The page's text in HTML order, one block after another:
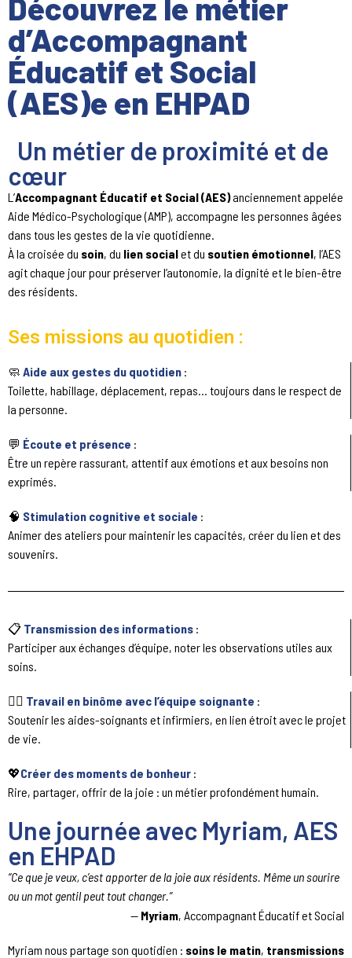
d’Accompagnant
Éducatif et Social
(AES)e en EHPAD
Un métier de proximité et de
cœur
L’Accompagnant Éducatif et Social (AES)anciennement appelée
Aide Médico-Psychologique (AMP), accompagne les personnes âgées
dans tous les gestes de la vie quotidienne.
À la croisée du soin, du lien socialet du soutien émotionnel, l’AES
agit chaque jour pour préserver l’autonomie, la dignité et le bien-être
des résidents.
Ses missions au quotidien :
🧼 Aide aux gestes du quotidien :
Toilette, habillage, déplacement, repas… toujours dans le respect de
la personne.
💬 Écoute et présence :
Être un repère rassurant, attentif aux émotions et aux besoins non
exprimés.
🧠 Stimulation cognitive et sociale :
Animer des ateliers pour maintenir les capacités, créer du lien et des
souvenirs.
📋 Transmission des informations :
Participer aux échanges d’équipe, noter les observations utiles aux
soins.
🧑‍⚕️ Travail en binôme avec l’équipe soignante :
Soutenir les aides-soignants et infirmiers, en lien étroit avec le projet
de vie.
💖Créer des moments de bonheur :
Rire, partager, offrir de la joie : un métier profondément humain.
Une journée avec Myriam, AES
en EHPAD
“Ce que je veux, c’est apporter de la joie aux résidents. Même un sourire
ou un mot gentil peut tout changer.”
— Myriam, Accompagnant Éducatif et Social
Myriam nous partage son quotidien : soins le matin, transmissions